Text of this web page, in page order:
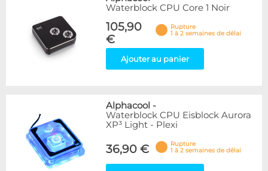
Waterblock CPU Core 1 Noir
105,90
€
Rupture
1 à 2 semaines de délai
Ajouter au panier
Alphacool -
Waterblock CPU Eisblock Aurora
XP³ Light - Plexi
36,90 €
Rupture
1 à 2 semaines de délai